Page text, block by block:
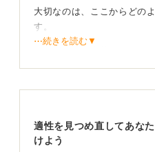
大切なのは、ここからどの
す。
どれくらいエントリーして
うだったか、面接で落ちて
だったかなどを冷静に分析し
⋯続きを読む▼
適性を見つめ直してあな
けよう